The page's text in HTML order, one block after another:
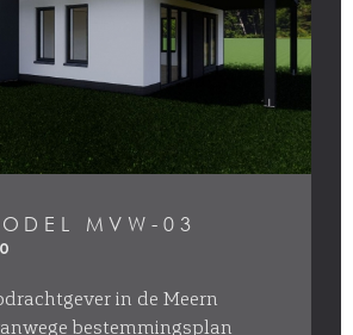
MVW-03
in de Meern
bestemmingsplan